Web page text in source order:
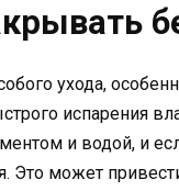
ухода,
испарения
и водой, и
Это может